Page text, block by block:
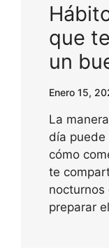
que
un
Enero 15,
La
día
cómo
te
nocturnos
preparar